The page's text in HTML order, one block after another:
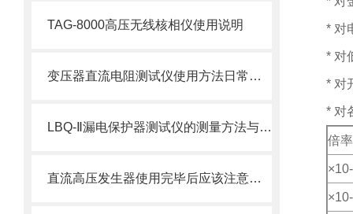
TAG-8000高压无线核相仪使用说明
变压器直流电阻测试仪使用方法日常维护
LBQ-Ⅱ漏电保护器测试仪的测量方法与步骤：
直流高压发生器使用完毕后应该注意放电步骤
* 对
* 对
* 对
* 对
倍率
×
×